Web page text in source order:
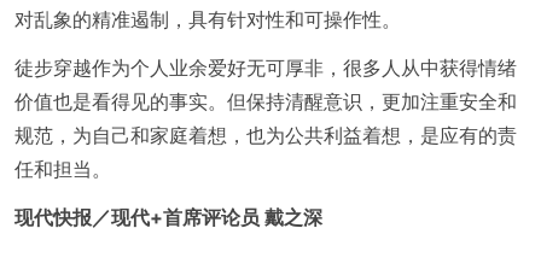
对乱象的精准遏制，具有针对性和可操作性。
徒步穿越作为个人业余爱好无可厚非，很多人从中获得情绪
价值也是看得见的事实。但保持清醒意识，更加注重安全和
规范，为自己和家庭着想，也为公共利益着想，是应有的责
任和担当。
现代快报／现代+首席评论员 戴之深